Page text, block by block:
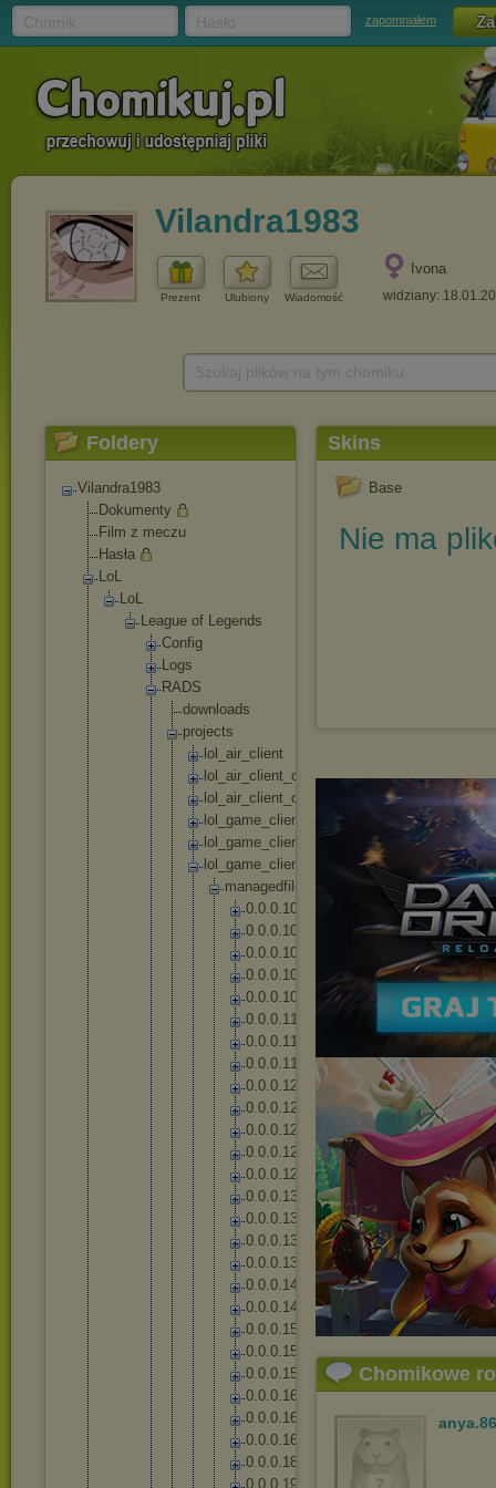
zapomniałem
Vilandra1983
Prezent Ulubiony Wiadomość
Ivona
widziany:
Foldery
Vilandra1983
Dokumenty
Film z meczu
Hasła
LoL
LoL
League of Legends
Config
Logs
RADS
downl oads
projects
lo
air_ cl ient
lo
air_ cl ient _c fig_eune
lo
air_ cl ient _c
lo
game _c lien
lo
game _c lien
lo
game _c lien
managedfi e
0.0.0.10
0.0.0.10
0.0.0.10
0.0.0.10
0.0.0.10
0.0.0.11
0.0.0.11
0.0.0.11
0.0.0.12
0.0.0.12
0.0.0.12
0.0.0.12
0.0.0.12
0.0.0.13
0.0.0.13
0.0.0.13
0.0.0.13
0.0.0.14
0.0.0.14
0.0.0.15
0.0.0.15
0.0.0.15
0.0.0.16
0.0.0.16
0.0.0.16
0.0.0.18
0.0.0.19
Skins
Base
Nie ma
Chomikowe
anya.86